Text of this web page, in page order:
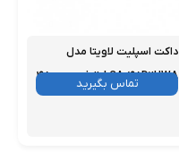
داکت اسپلیت لاویتا مدل
LCA-۴۸D۲HWA ظرفیت ۴۸۰۰۰
موجود تماس بگیرید